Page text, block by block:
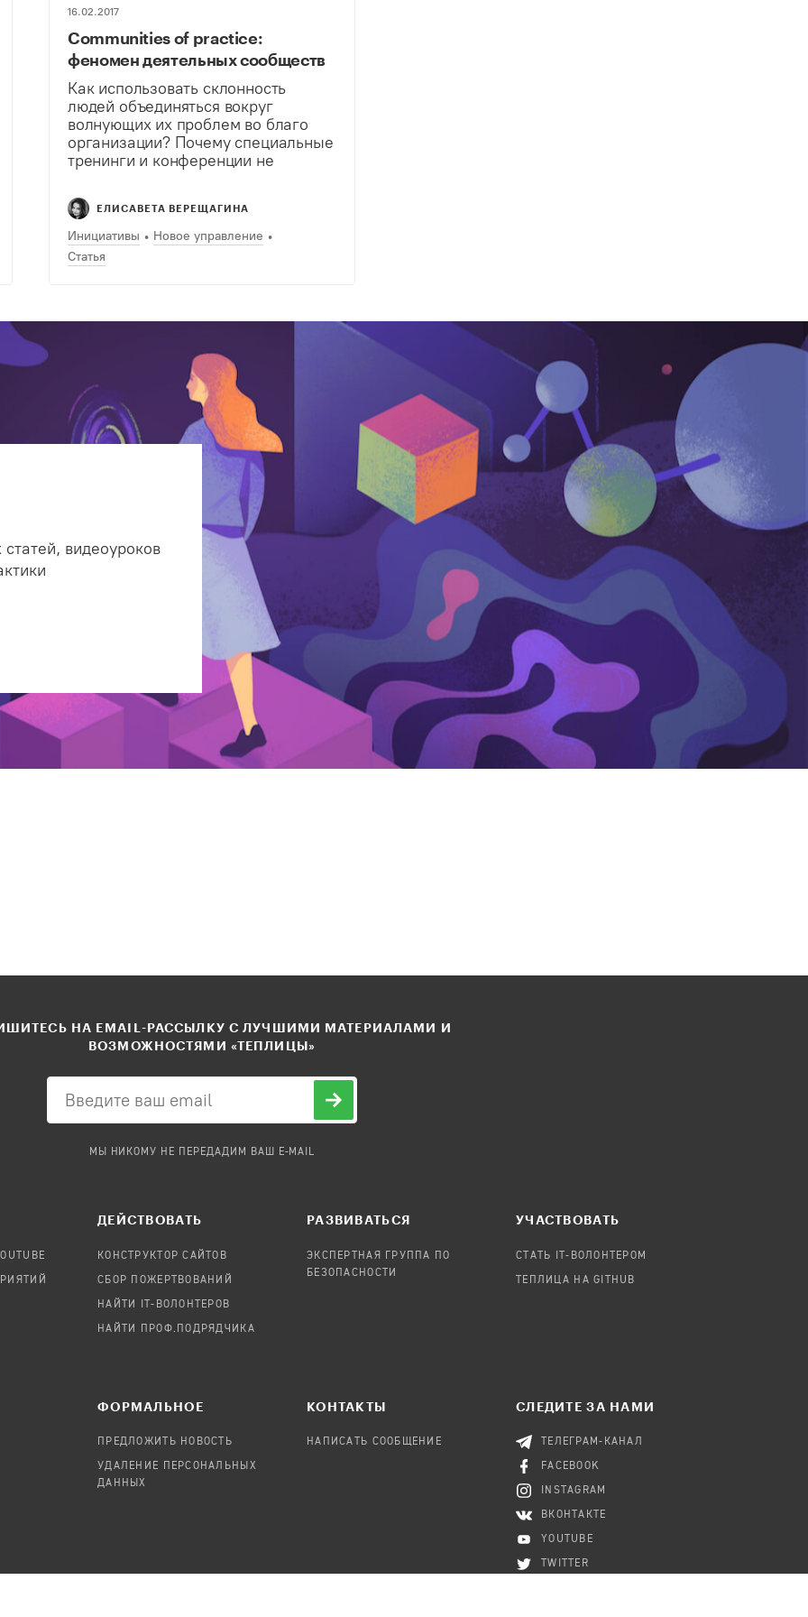
16.02.2017
Communities of practice:
феномен деятельных сообществ
Как использовать склонность
людей объединяться вокруг
волнующих их проблем во благо
организации? Почему специальные
тренинги и конференции не
коммуникации и обмена опытом?
ЕЛИСАВЕТА ВЕРЕЩАГИНА
Инициативы
Новое управление
Статья
видеоуроков
НА EMAIL-РАССЫЛКУ С ЛУЧШИМИ МАТЕРИАЛАМИ И
ВОЗМОЖНОСТЯМИ «ТЕПЛИЦЫ»
МЫ НИКОМУ НЕ ПЕРЕДАДИМ ВАШ E-MAIL
ДЕЙСТВОВАТЬ
КОНСТРУКТОР САЙТОВ
СБОР ПОЖЕРТВОВАНИЙ
НАЙТИ IT-ВОЛОНТЕРОВ
НАЙТИ ПРОФ.ПОДРЯДЧИКА
РАЗВИВАТЬСЯ
ЭКСПЕРТНАЯ ГРУППА ПО
БЕЗОПАСНОСТИ
УЧАСТВОВАТЬ
СТАТЬ IT-ВОЛОНТЕРОМ
ТЕПЛИЦА НА GITHUB
ФОРМАЛЬНОЕ
ПРЕДЛОЖИТЬ НОВОСТЬ
УДАЛЕНИЕ ПЕРСОНАЛЬНЫХ
ДАННЫХ
КОНТАКТЫ
НАПИСАТЬ СООБЩЕНИЕ
СЛЕДИТЕ ЗА НАМИ
ТЕЛЕГРАМ-КАНАЛ
FACEBOOK
INSTAGRAM
ВКОНТАКТЕ
YOUTUBE
TWITTER